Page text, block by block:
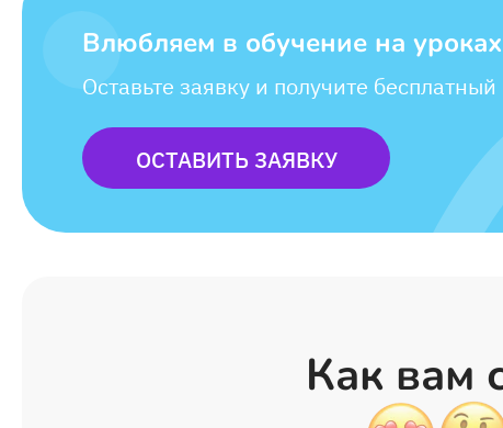
Влюбляем в обучение на
Оставьте заявку и получите
ОСТАВИТЬ ЗАЯВКУ
Как вам